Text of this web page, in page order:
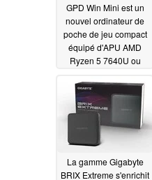
GPD Win Mini est un
nouvel ordinateur de
poche de jeu compact
équipé d'APU AMD
Ryzen 5 7640U ou
09/05/2023
La gamme Gigabyte
BRIX Extreme s'enrichit